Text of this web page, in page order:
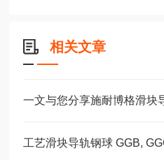
相关文章
一文与您分享施耐博格滑块